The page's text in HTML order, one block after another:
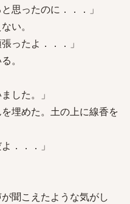
思ったのに．．．」
い。
ったよ．．．」
。
した。」
埋めた。土の上に線香を
．．．」
聞こえたような気がし